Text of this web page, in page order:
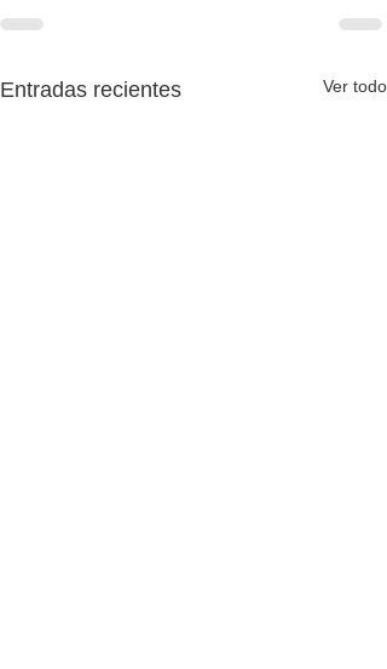
Entradas recientes Ver todo